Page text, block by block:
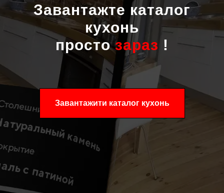
Завантажте каталог
кухонь
простозараз !
Завантажити каталог кухонь